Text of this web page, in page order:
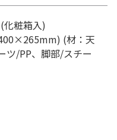
粧箱入)
(材：天
ツ/PP、脚部/スチー